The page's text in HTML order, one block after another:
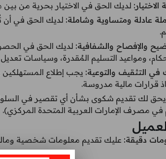
لديك الحق في الاختيار بحرية من
عادلة ومتساوية وشاملة: لديك الحق في أن
والإفصاح والشفافية: لديك الحق في
ومواعيد التسليم المُقدرة، وسياسات
التثقيف والتوعية: يجب إطلاع المستهلكين
قرارات مالية مدروسة.
في مصرف الإمارات العربية المتحدة المركزي).
دقيقة: عليك تقديم معلومات شخصية